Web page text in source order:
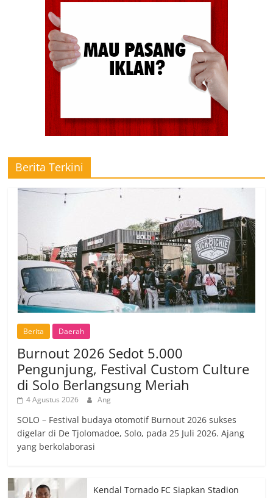
Berita Terkini
Berita Daerah
Burnout 2026 Sedot 5.000
Pengunjung, Festival Custom Culture
di Solo Berlangsung Meriah
4 Agustus 2026 Ang
SOLO – Festival budaya otomotif Burnout 2026 sukses
digelar di De Tjolomadoe, Solo, pada 25 Juli 2026. Ajang
yang berkolaborasi
Kendal Tornado FC Siapkan Stadion